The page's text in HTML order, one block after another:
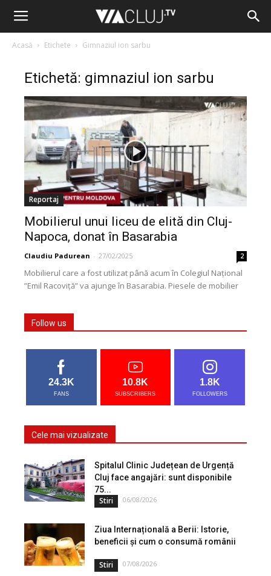
Acasă Etichete Gimnaziul ion sarbu
Etichetă: gimnaziul ion sarbu
Reportaj
Mobilierul unui liceu de elită din Cluj-
Napoca, donat în Basarabia
Claudiu Padurean - 27/02/2025 2
Mobilierul care a fost utilizat până acum în Colegiul Național
”Emil Racoviță” va ajunge în Basarabia. Piesele de mobilier
Follow us
24.3K
FANS
10.8K
SUBSCRIBERS
1.8K
FOLLOWERS
Cele mai vizualizate
Spitalul Clinic Județean de Urgență
Cluj face angajări: sunt disponibile
75...
Stiri 06/08/2026
Ziua Internațională a Berii: Istorie,
beneficii și cum o consumă românii
Stiri 07/08/2026